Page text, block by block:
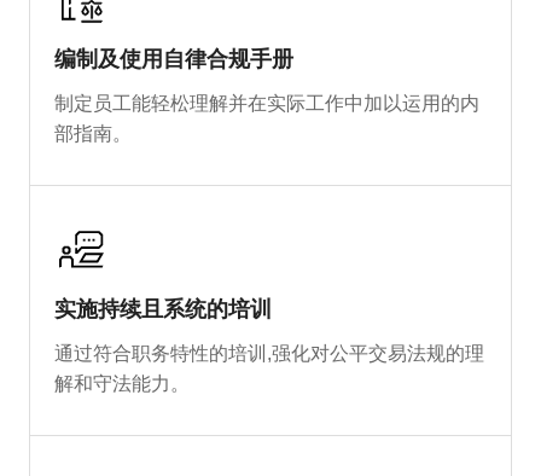
编制及使用自律合规手册
制定员工能轻松理解并在实际工作中加以运用的内
部指南。
实施持续且系统的培训
通过符合职务特性的培训,强化对公平交易法规的理
解和守法能力。